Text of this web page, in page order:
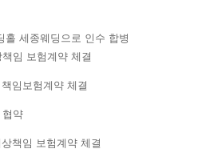
세종웨딩으로 인수 합병
임 보험계약 체결
임보험계약 체결
약
책임 보험계약 체결